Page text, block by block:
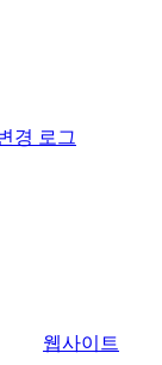
경 로그
웹사이트